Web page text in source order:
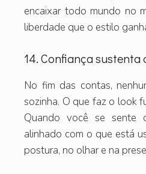
encaixar todo mundo no
liberdade que o estilo
14. Confiança sustenta
No fim das contas,
sozinha. O que faz o look
Quando você se sente
alinhado com o que está
postura, no olhar e na